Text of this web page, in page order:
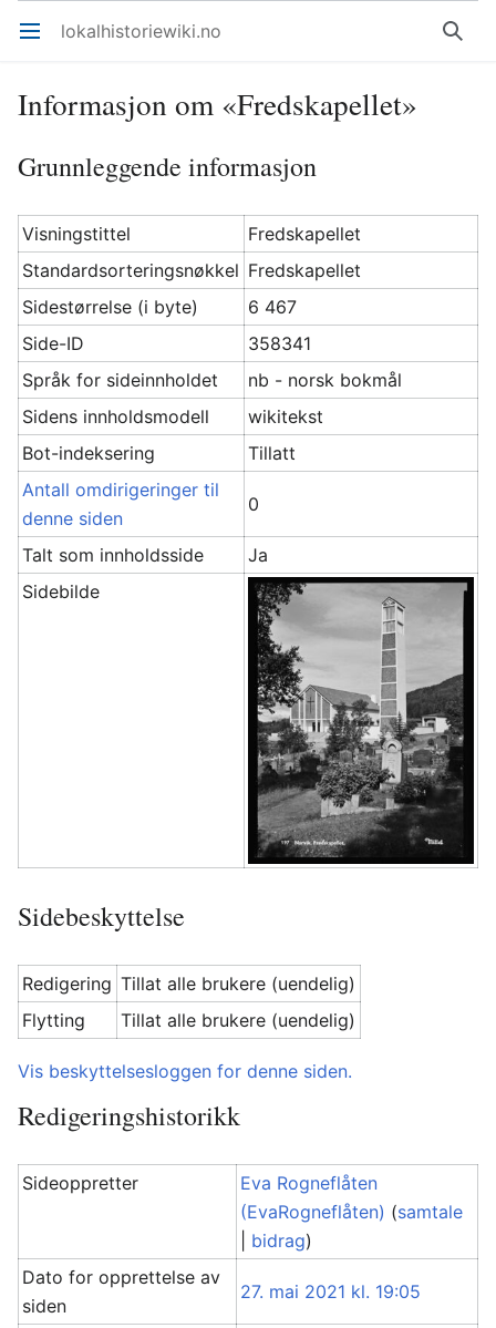
Åpne hovedmenyen lokalhistoriewiki.no Søk
Informasjon om «Fredskapellet»
Grunnleggende informasjon
Visningstittel
Fredskapellet
Standardsorteringsnøkkel Fredskapellet
Sidestørrelse (i byte)
6 467
Side-ID
358341
Språk for sideinnholdet
nb - norsk bokmål
Sidens innholdsmodell
wikitekst
Bot-indeksering
Tillatt
Antall omdirigeringer til
denne siden
0
Talt som innholdsside
Ja
Sidebilde
Sidebeskyttelse
Redigering Tillat alle brukere (uendelig)
Flytting
Tillat alle brukere (uendelig)
Vis beskyttelsesloggen for denne siden.
Redigeringshistorikk
Sideoppretter
Eva Rogneflåten
(EvaRogneflåten) (samtale
bidrag)
Dato for opprettelse av
siden
27. mai 2021 kl. 19:05